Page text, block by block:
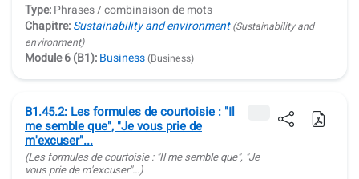
Type:Phrases / combinaison de mots
Chapitre:Sustainability and environment (Sustainability and
environment)
Module 6 (B1):Business(Business)
B1.45.2: Les formules de courtoisie : "Il
me semble que", "Je vous prie de
m'excuser"...
(Les formules de courtoisie : "Il me semble que", "Je
vous prie de m'excuser"...)